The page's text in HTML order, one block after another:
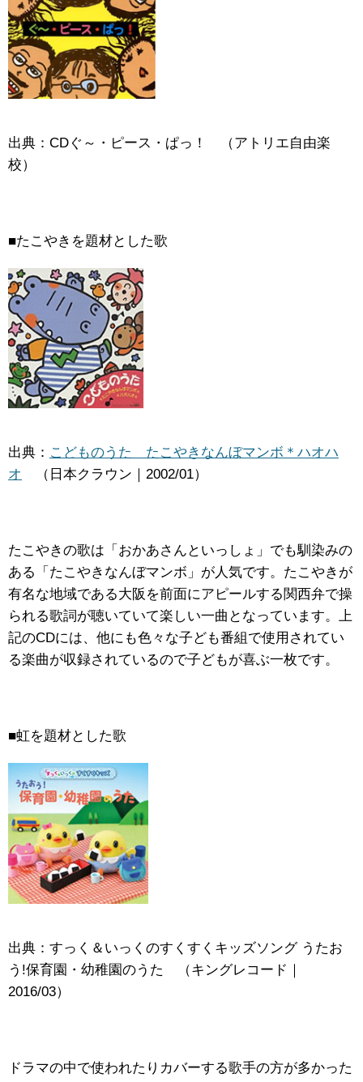
出典：CDぐ～・ピース・ぱっ！ （アトリエ自由楽
校）
■たこやきを題材とした歌
出典： こどものうた たこやきなんぼマンボ＊ハオハ
オ
（日本クラウン｜2002/01）
たこやきの歌は「おかあさんといっしょ」でも馴染みの
ある「たこやきなんぼマンボ」が人気です。たこやきが
有名な地域である大阪を前面にアピールする関西弁で操
られる歌詞が聴いていて楽しい一曲となっています。上
記のCDには、他にも色々な子ども番組で使用されてい
る楽曲が収録されているので子どもが喜ぶ一枚です。
■虹を題材とした歌
出典：すっく＆いっくのすくすくキッズソング うたお
う!保育園・幼稚園のうた （キングレコード｜
2016/03）
ドラマの中で使われたりカバーする歌手の方が多かった